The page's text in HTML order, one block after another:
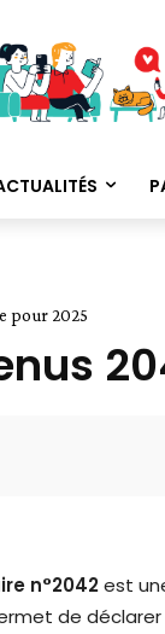
pour 2025
n°2042est
de déclarer